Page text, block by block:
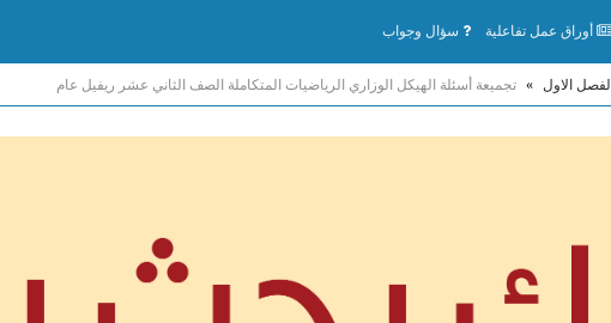
أوراق عمل تفاعلية سؤال وجواب
الفصل الاول » تجميعة أسئلة الهيكل الوزاري الرياضيات المتكاملة الصف الثاني عشر ريفيل عام